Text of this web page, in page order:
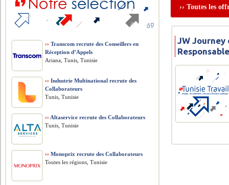
›› Toutes les
JW
›› Transcom recrute des Conseillers en
Réception d’Appels
Ariana, Tunis, Tunisie
›› Industrie Multinational recrute des
Collaborateurs
Tunis, Tunisie
›› Altaservice recrute des Collaborateurs
Tunis, Tunisie
›› Monoprix recrute des Collaborateurs
Toutes les régions, Tunisie